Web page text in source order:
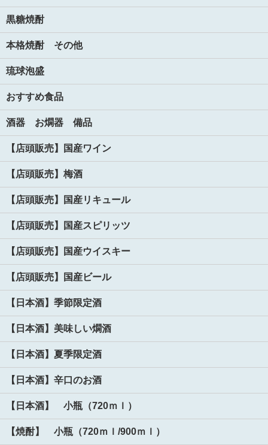
黒糖焼酎
本格焼酎 その他
琉球泡盛
おすすめ食品
酒器 お燗器 備品
【店頭販売】国産ワイン
【店頭販売】梅酒
【店頭販売】国産リキュール
【店頭販売】国産スピリッツ
【店頭販売】国産ウイスキー
【店頭販売】国産ビール
【日本酒】季節限定酒
【日本酒】美味しい燗酒
【日本酒】夏季限定酒
【日本酒】辛口のお酒
【日本酒】 小瓶（720ｍｌ）
【焼酎】 小瓶（720ｍｌ/900ｍｌ）